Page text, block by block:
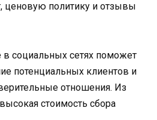
ценовую политику и отзывы
в социальных сетях поможет
потенциальных клиентов и
отношения. Из
стоимость сбора